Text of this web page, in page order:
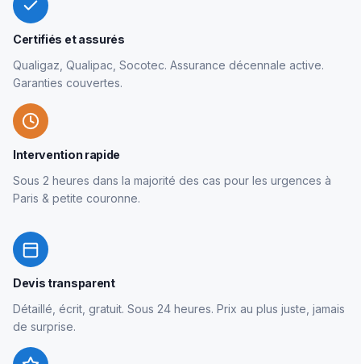
Certifiés et assurés
Qualigaz, Qualipac, Socotec. Assurance décennale active.
Garanties couvertes.
Intervention rapide
Sous 2 heures dans la majorité des cas pour les urgences à
Paris & petite couronne.
Devis transparent
Détaillé, écrit, gratuit. Sous 24 heures. Prix au plus juste, jamais
de surprise.